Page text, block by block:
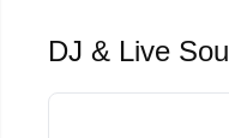
DJ & Live